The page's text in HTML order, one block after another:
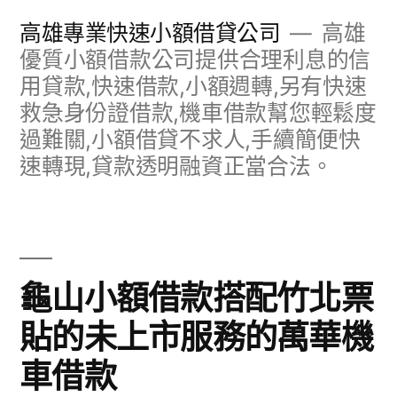
高雄專業快速小額借貸公司
高雄
優質小額借款公司提供合理利息的信
用貸款,快速借款,小額週轉,另有快速
救急身份證借款,機車借款幫您輕鬆度
過難關,小額借貸不求人,手續簡便快
速轉現,貸款透明融資正當合法。
龜山小額借款搭配竹北票
貼的未上市服務的萬華機
車借款